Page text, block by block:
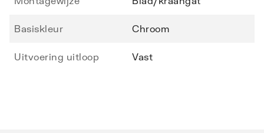
Basiskleur Chroom
Uitvoering uitloop Vast